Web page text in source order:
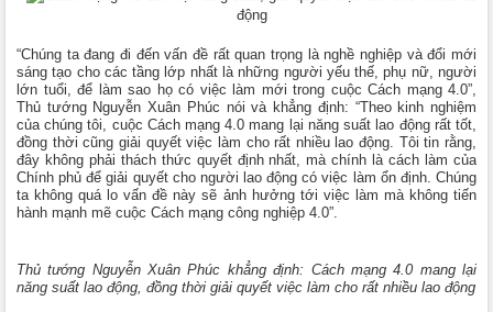
“Chúng ta đang đi đến vấn đề rất quan trọng là nghề nghiệp và đổi mới
sáng tạo cho các tầng lớp nhất là những người yếu thế, phụ nữ, người
lớn tuổi, để làm sao họ có việc làm mới trong cuộc Cách mạng 4.0”,
Thủ tướng Nguyễn Xuân Phúc nói và khẳng định: “Theo kinh nghiệm
của chúng tôi, cuộc Cách mạng 4.0 mang lại năng suất lao động rất tốt,
đồng thời cũng giải quyết việc làm cho rất nhiều lao động. Tôi tin rằng,
đây không phải thách thức quyết định nhất, mà chính là cách làm của
Chính phủ để giải quyết cho người lao động có việc làm ổn định. Chúng
ta không quá lo vấn đề này sẽ ảnh hưởng tới việc làm mà không tiến
hành mạnh mẽ cuộc Cách mạng công nghiệp 4.0”.
Thủ tướng Nguyễn Xuân Phúc khẳng định: Cách mạng 4.0 mang lại
năng suất lao động, đồng thời giải quyết việc làm cho rất nhiều lao động